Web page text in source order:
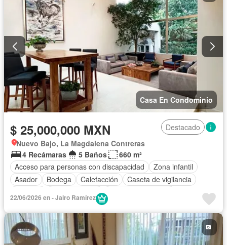
Casa En Condominio
$ 25,000,000 MXN
Destacado
Nuevo Bajo, La Magdalena Contreras
4 Recámaras
5 Baños
660 m²
Acceso para personas con discapacidad
Zona infantil
Asador
Bodega Calefacción
Caseta de vigilancia
Cocina integral
Electricidad
Internet
Jardín Sala polivalente
Seguridad
Zonas verdes
22/06/2026 en - Jairo Ramírez